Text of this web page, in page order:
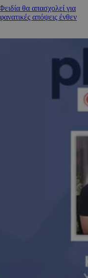
θα απασχολεί για
απόψεις ένθεν